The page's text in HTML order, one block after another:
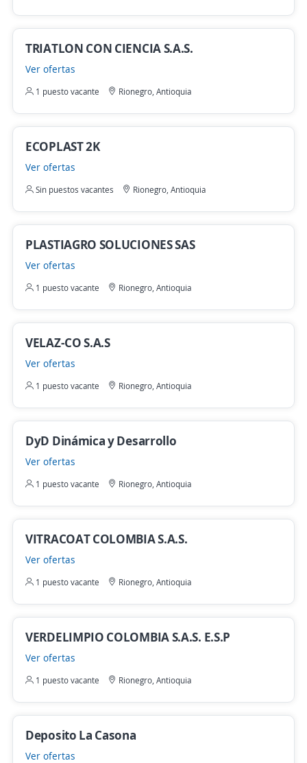
TRIATLON CON CIENCIA S.A.S.
Ver ofertas
1 puesto vacante Rionegro, Antioquia
ECOPLAST 2K
Ver ofertas
Sin puestos vacantes Rionegro, Antioquia
PLASTIAGRO SOLUCIONES SAS
Ver ofertas
1 puesto vacante Rionegro, Antioquia
VELAZ-CO S.A.S
Ver ofertas
1 puesto vacante Rionegro, Antioquia
DyD Dinámica y Desarrollo
Ver ofertas
1 puesto vacante Rionegro, Antioquia
VITRACOAT COLOMBIA S.A.S.
Ver ofertas
1 puesto vacante Rionegro, Antioquia
VERDELIMPIO COLOMBIA S.A.S. E.S.P
Ver ofertas
1 puesto vacante Rionegro, Antioquia
Deposito La Casona
Ver ofertas